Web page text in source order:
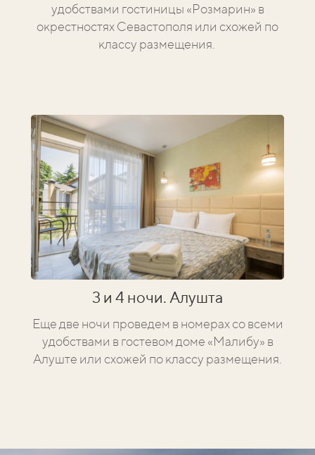
удобствами гостиницы «Розмарин» в
окрестностях Севастополя или схожей по
классу размещения.
3 и 4 ночи. Алушта
Еще две ночи проведем в номерах со всеми
удобствами в гостевом доме «Малибу» в
Алуште или схожей по классу размещения.